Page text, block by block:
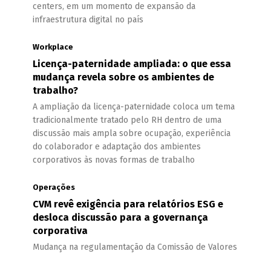
centers, em um momento de expansão da
infraestrutura digital no país
Workplace
Licença-paternidade ampliada: o que essa
mudança revela sobre os ambientes de
trabalho?
A ampliação da licença-paternidade coloca um tema
tradicionalmente tratado pelo RH dentro de uma
discussão mais ampla sobre ocupação, experiência
do colaborador e adaptação dos ambientes
corporativos às novas formas de trabalho
Operações
CVM revê exigência para relatórios ESG e
desloca discussão para a governança
corporativa
Mudança na regulamentação da Comissão de Valores